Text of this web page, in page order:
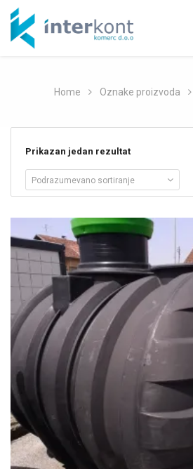
Home Oznake proizvoda
Prikazan jedan rezultat
Podrazumevano sortiranje